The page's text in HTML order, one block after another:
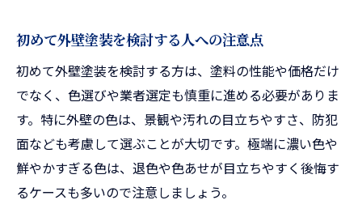
初めて外壁塗装を検討する人への注意点
初めて外壁塗装を検討する方は、塗料の性能や価格だけ
でなく、色選びや業者選定も慎重に進める必要がありま
す。特に外壁の色は、景観や汚れの目立ちやすさ、防犯
面なども考慮して選ぶことが大切です。極端に濃い色や
鮮やかすぎる色は、退色や色あせが目立ちやすく後悔す
るケースも多いので注意しましょう。